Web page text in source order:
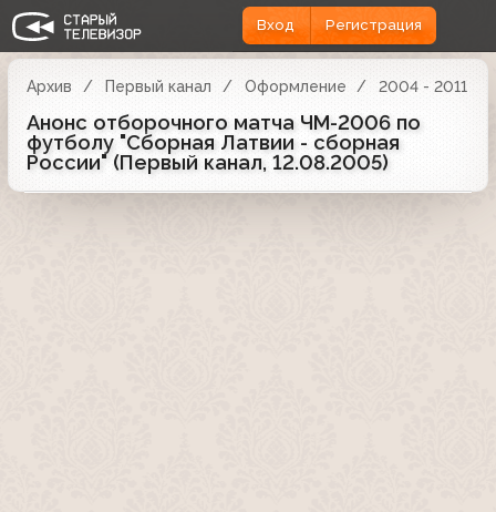
Вход Регистрация
Архив Первый канал Оформление 2004 - 2011
Анонс отборочного матча ЧМ-2006 по
футболу "Сборная Латвии - сборная
России" (Первый канал, 12.08.2005)